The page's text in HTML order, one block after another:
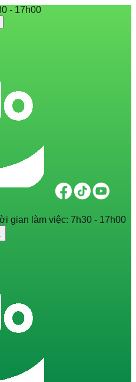
- 17h00
gian làm việc: 7h30 - 17h00